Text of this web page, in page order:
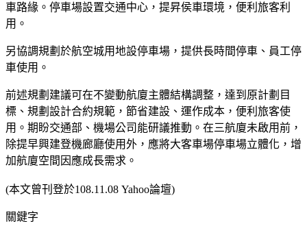
車路緣。停車場設置交通中心，提昇侯車環境，便利旅客利
用。
另協調規劃於航空城用地設停車場，提供長時間停車、員工停
車使用。
前述規劃建議可在不變動航廈主體結構調整，達到原計劃目
標、規劃設計合約規範，節省建設、運作成本，便利旅客使
用。期盼交通部、機場公司能研議推動。在三航廈未啟用前，
除提早興建登機廊廳使用外，應將大客車場停車場立體化，增
加航廈空間因應成長需求。
(本文曾刊登於108.11.08 Yahoo論壇)
關鍵字